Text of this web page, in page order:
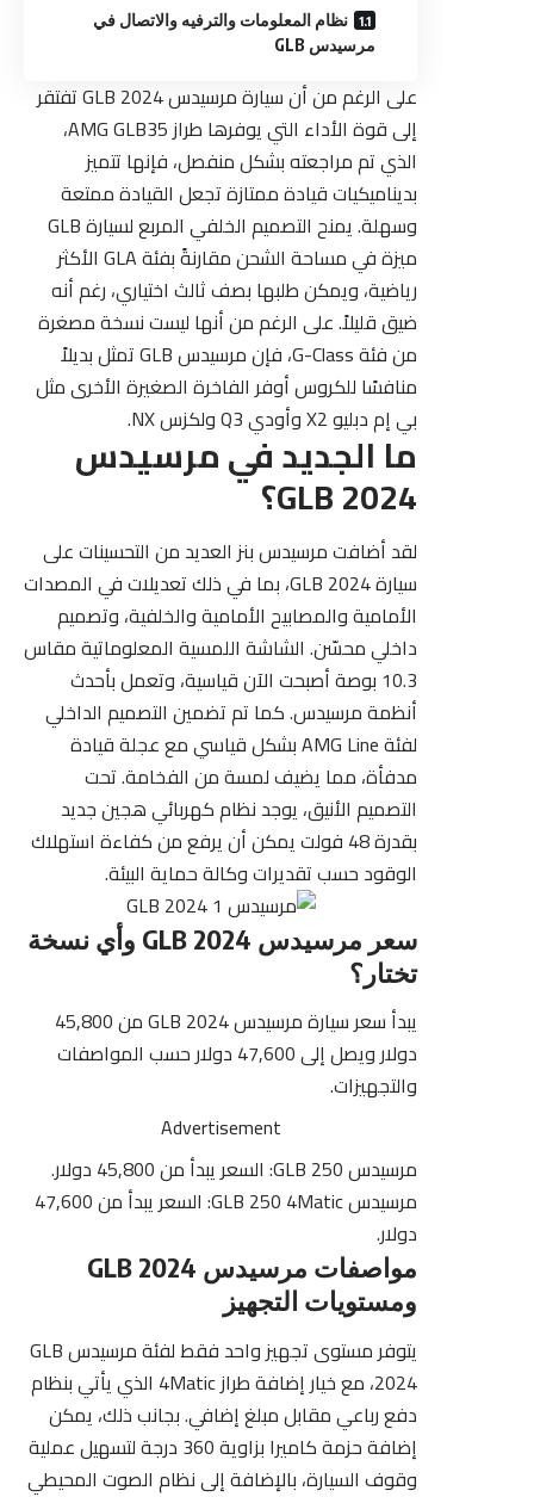
نظام المعلومات والترفيه والاتصال في
مرسيدس GLB
على الرغم من أن سيارة مرسيدس GLB 2024 تفتقر
إلى قوة الأداء التي يوفرها طراز AMG GLB35،
الذي تم مراجعته بشكل منفصل، فإنها تتميز
بديناميكيات قيادة ممتازة تجعل القيادة ممتعة
وسهلة. يمنح التصميم الخلفي المربع لسيارة GLB
ميزة في مساحة الشحن مقارنةً بفئة GLA الأكثر
رياضية، ويمكن طلبها بصف ثالث اختياري، رغم أنه
ضيق قليلاً. على الرغم من أنها ليست نسخة مصغرة
من فئة G-Class، فإن مرسيدس GLB تمثل بديلاً
منافسًا للكروس أوفر الفاخرة الصغيرة الأخرى مثل
بي إم دبليو X2 وأودي Q3 ولكزس NX.
ما الجديد في مرسيدس
GLB 2024؟
لقد أضافتمرسيدس بنز العديد من التحسينات على
سيارة GLB 2024، بما في ذلك تعديلات في المصدات
الأمامية والمصابيح الأمامية والخلفية، وتصميم
داخلي محسّن. الشاشة اللمسية المعلوماتية مقاس
10.3 بوصة أصبحت الآن قياسية، وتعمل بأحدث
أنظمة مرسيدس. كما تم تضمين التصميم الداخلي
لفئة AMG Line بشكل قياسي مع عجلة قيادة
مدفأة، مما يضيف لمسة من الفخامة. تحت
التصميم الأنيق، يوجد نظام كهربائي هجين جديد
بقدرة 48 فولت يمكن أن يرفع من كفاءة استهلاك
الوقود حسب تقديرات وكالة حماية البيئة.
سعر مرسيدس GLB 2024 وأي نسخة
تختار؟
يبدأ سعر سيارة مرسيدس GLB 2024 من 45,800
دولار ويصل إلى 47,600 دولار حسب المواصفات
والتجهيزات.
Advertisement
مرسيدس GLB 250: السعر يبدأ من 45,800 دولار.
مرسيدس GLB 250 4Matic: السعر يبدأ من 47,600
دولار.
مواصفات مرسيدس GLB 2024
ومستويات التجهيز
يتوفر مستوى تجهيز واحد فقط لفئة مرسيدس GLB
2024، مع خيار إضافة طراز 4Matic الذي يأتي بنظام
دفع رباعي مقابل مبلغ إضافي. بجانب ذلك، يمكن
إضافة حزمة كاميرا بزاوية 360 درجة لتسهيل عملية
وقوف السيارة، بالإضافة إلى نظام الصوت المحيطي